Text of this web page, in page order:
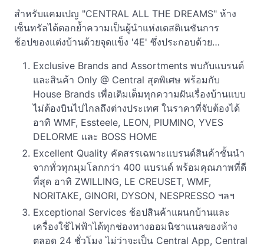
สำหรับแคมเปญ "CENTRAL ALL THE DREAMS" ห้าง
เซ็นทรัลได้ตอกย้ำความเป็นผู้นำแห่งเดสติเนชันการ
ช้อปของแต่งบ้านด้วยจุดแข็ง '4E' ซึ่งประกอบด้วย…
Exclusive Brands and Assortments พบกับแบรนด์
และสินค้า Only @ Central สุดพิเศษ พร้อมกับ
House Brands เพื่อเติมเต็มทุกความฝันเรื่องบ้านแบบ
ไม่ต้องบินไปไกลถึงต่างประเทศ ในราคาที่จับต้องได้
อาทิ WMF, Essteele, LEON, PIUMINO, YVES
DELORME และ BOSS HOME
Excellent Quality คัดสรรเฉพาะแบรนด์สินค้าชั้นนำ
จากทั่วทุกมุมโลกกว่า 400 แบรนด์ พร้อมคุณภาพที่ดี
ที่สุด อาทิ ZWILLING, LE CREUSET, WMF,
NORITAKE, GINORI, DYSON, NESPRESSO ฯลฯ
Exceptional Services ช้อปสินค้าแผนกบ้านและ
เครื่องใช้ไฟฟ้าได้ทุกช่องทางออมนิชาแนลของห้าง
ตลอด 24 ชั่วโมง ไม่ว่าจะเป็น Central App, Central